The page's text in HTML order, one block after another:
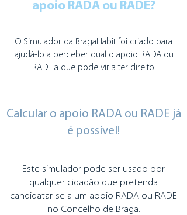
apoio RADA ou RADE?
O Simulador da BragaHabit foi criado para
ajudá-lo a perceber qual o apoio RADA ou
RADE a que pode vir a ter direito.
Calcular o apoio RADA ou RADE já
é possível!
Este simulador pode ser usado por
qualquer cidadão que pretenda
candidatar-se a um apoio RADA ou RADE
no Concelho de Braga.